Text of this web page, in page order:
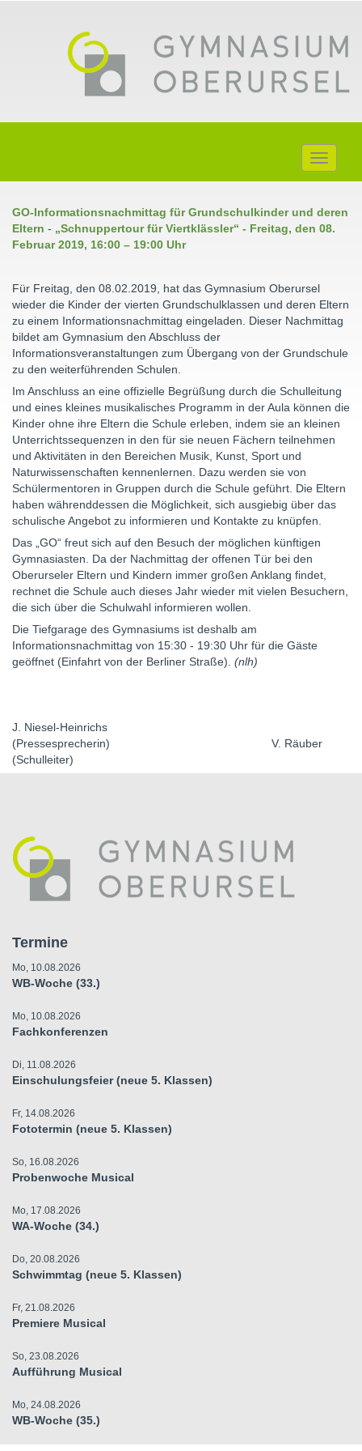
Toggle
GO-Informationsnachmittag für Grundschulkinder und deren
Eltern - „Schnuppertour für Viertklässler“ - Freitag, den 08.
Februar 2019, 16:00 – 19:00 Uhr
Für Freitag, den 08.02.2019, hat das Gymnasium Oberursel
wieder die Kinder der vierten Grundschulklassen und deren Eltern
zu einem Informationsnachmittag eingeladen. Dieser Nachmittag
bildet am Gymnasium den Abschluss der
Informationsveranstaltungen zum Übergang von der Grundschule
zu den weiterführenden Schulen.
Im Anschluss an eine offizielle Begrüßung durch die Schulleitung
und eines kleines musikalisches Programm in der Aula können die
Kinder ohne ihre Eltern die Schule erleben, indem sie an kleinen
Unterrichtssequenzen in den für sie neuen Fächern teilnehmen
und Aktivitäten in den Bereichen Musik, Kunst, Sport und
Naturwissenschaften kennenlernen. Dazu werden sie von
Schülermentoren in Gruppen durch die Schule geführt. Die Eltern
haben währenddessen die Möglichkeit, sich ausgiebig über das
schulische Angebot zu informieren und Kontakte zu knüpfen.
Das „GO“ freut sich auf den Besuch der möglichen künftigen
Gymnasiasten. Da der Nachmittag der offenen Tür bei den
Oberurseler Eltern und Kindern immer großen Anklang findet,
rechnet die Schule auch dieses Jahr wieder mit vielen Besuchern,
die sich über die Schulwahl informieren wollen.
Die Tiefgarage des Gymnasiums ist deshalb am
Informationsnachmittag von 15:30 - 19:30 Uhr für die Gäste
geöffnet (Einfahrt von der Berliner Straße). (nlh)
J. Niesel-Heinrichs
(Pressesprecherin) V. Räuber
(Schulleiter)
Termine
Mo, 10.08.2026
WB-Woche (33.)
Mo, 10.08.2026
Fachkonferenzen
Di, 11.08.2026
Einschulungsfeier (neue 5. Klassen)
Fr, 14.08.2026
Fototermin (neue 5. Klassen)
So, 16.08.2026
Probenwoche Musical
Mo, 17.08.2026
WA-Woche (34.)
Do, 20.08.2026
Schwimmtag (neue 5. Klassen)
Fr, 21.08.2026
Premiere Musical
So, 23.08.2026
Aufführung Musical
Mo, 24.08.2026
WB-Woche (35.)